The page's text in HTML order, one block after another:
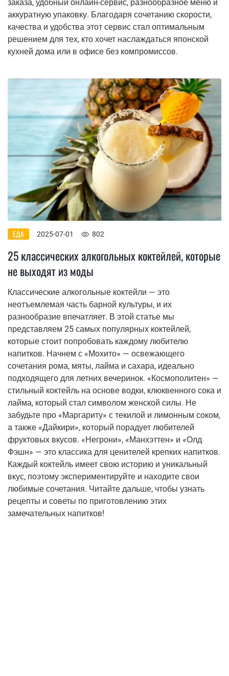
заказа, удобный онлайн-сервис, разнообразное меню и
аккуратную упаковку. Благодаря сочетанию скорости,
качества и удобства этот сервис стал оптимальным
решением для тех, кто хочет наслаждаться японской
кухней дома или в офисе без компромиссов.
ЕДА 2025-07-01 802
25 классических алкогольных коктейлей, которые
не выходят из моды
Классические алкогольные коктейли — это
неотъемлемая часть барной культуры, и их
разнообразие впечатляет. В этой статье мы
представляем 25 самых популярных коктейлей,
которые стоит попробовать каждому любителю
напитков. Начнем с «Мохито» — освежающего
сочетания рома, мяты, лайма и сахара, идеально
подходящего для летних вечеринок. «Космополитен» —
стильный коктейль на основе водки, клюквенного сока и
лайма, который стал символом женской силы. Не
забудьте про «Маргариту» с текилой и лимонным соком,
а также «Дайкири», который порадует любителей
фруктовых вкусов. «Негрони», «Манхэттен» и «Олд
Фэшн» — это классика для ценителей крепких напитков.
Каждый коктейль имеет свою историю и уникальный
вкус, поэтому экспериментируйте и находите свои
любимые сочетания. Читайте дальше, чтобы узнать
рецепты и советы по приготовлению этих
замечательных напитков!